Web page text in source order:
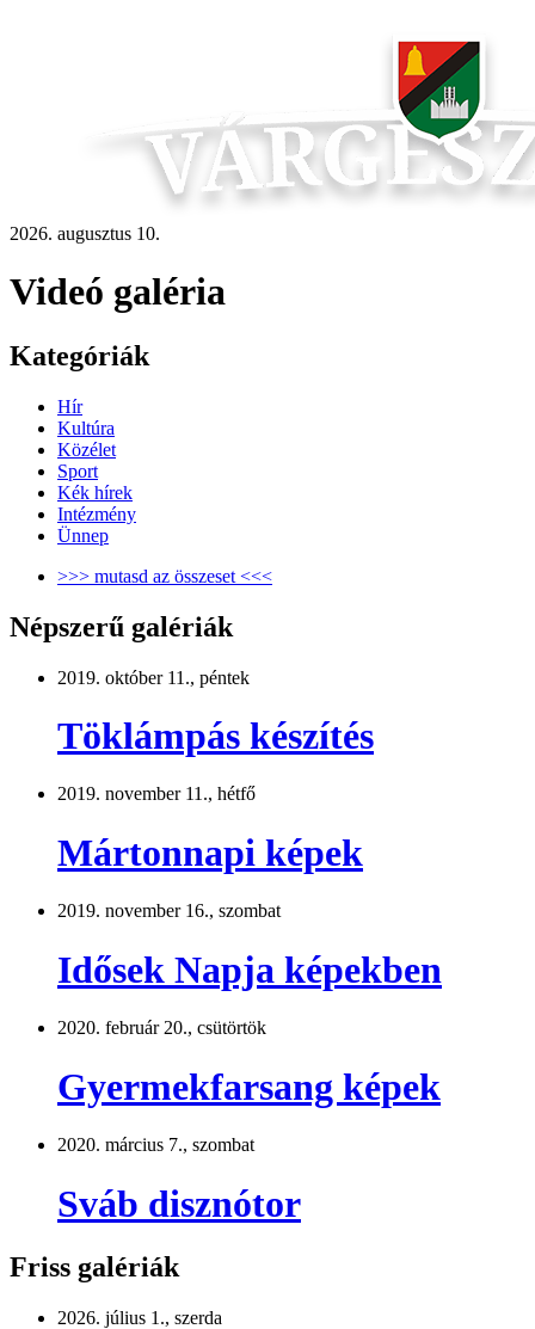
2026. augusztus 10.
Videó galéria
Kategóriák
Hír
Kultúra
Közélet
Sport
Kék hírek
Intézmény
Ünnep
>>> mutasd az összeset <<<
Népszerű galériák
2019. október 11., péntek
Töklámpás készítés
2019. november 11., hétfő
Mártonnapi képek
2019. november 16., szombat
Idősek Napja képekben
2020. február 20., csütörtök
Gyermekfarsang képek
2020. március 7., szombat
Sváb disznótor
Friss galériák
2026. július 1., szerda